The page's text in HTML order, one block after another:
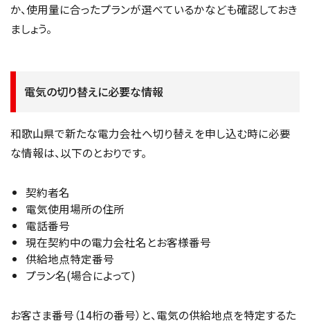
か、使用量に合ったプランが選べているかなども確認しておき
ましょう。
電気の切り替えに必要な情報
和歌山県で新たな電力会社へ切り替えを申し込む時に必要
な情報は、以下のとおりです。
契約者名
電気使用場所の住所
電話番号
現在契約中の電力会社名とお客様番号
供給地点特定番号
プラン名(場合によって)
お客さま番号（14桁の番号）と、電気の供給地点を特定するた